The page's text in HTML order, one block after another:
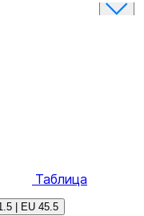
Таблица
| EU 45.5